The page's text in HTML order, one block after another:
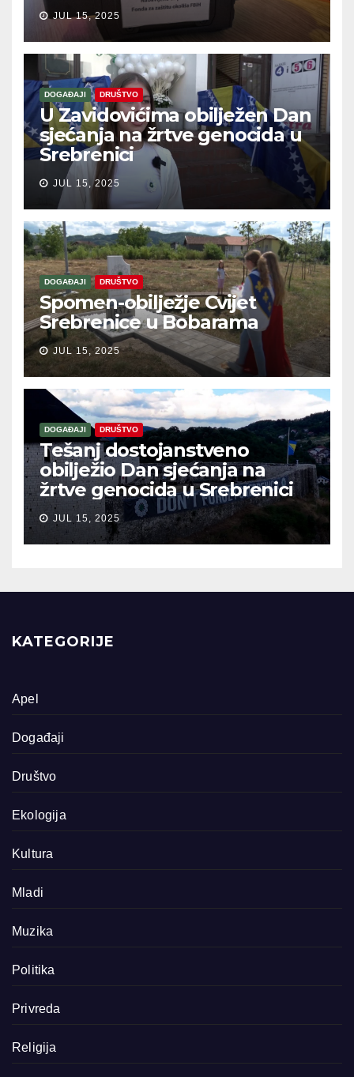
JUL 15, 2025
DOGAĐAJI DRUŠTVO
U Zavidovićima obilježen Dan
sjećanja na žrtve genocida u
Srebrenici
JUL 15, 2025
DOGAĐAJI DRUŠTVO
Spomen-obilježje Cvijet
Srebrenice u Bobarama
JUL 15, 2025
DOGAĐAJI DRUŠTVO
Tešanj dostojanstveno
obilježio Dan sjećanja na
žrtve genocida u Srebrenici
JUL 15, 2025
KATEGORIJE
Apel
Događaji
Društvo
Ekologija
Kultura
Mladi
Muzika
Politika
Privreda
Religija